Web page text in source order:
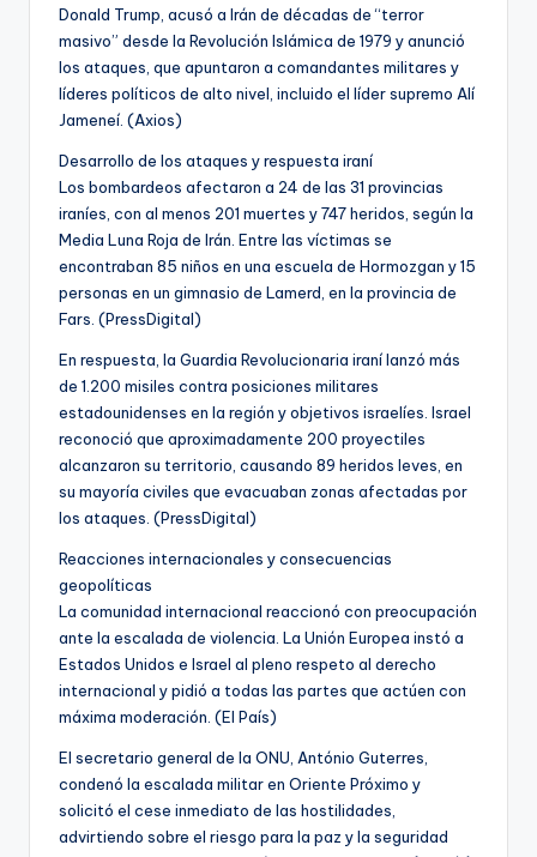
Donald Trump, acusó a Irán de décadas de “terror
masivo” desde la Revolución Islámica de 1979 y anunció
los ataques, que apuntaron a comandantes militares y
líderes políticos de alto nivel, incluido el líder supremo Alí
Jameneí. (Axios)
Desarrollo de los ataques y respuesta iraní
Los bombardeos afectaron a 24 de las 31 provincias
iraníes, con al menos 201 muertes y 747 heridos, según la
Media Luna Roja de Irán. Entre las víctimas se
encontraban 85 niños en una escuela de Hormozgan y 15
personas en un gimnasio de Lamerd, en la provincia de
Fars. (PressDigital)
En respuesta, la Guardia Revolucionaria iraní lanzó más
de 1.200 misiles contra posiciones militares
estadounidenses en la región y objetivos israelíes. Israel
reconoció que aproximadamente 200 proyectiles
alcanzaron su territorio, causando 89 heridos leves, en
su mayoría civiles que evacuaban zonas afectadas por
los ataques. (PressDigital)
Reacciones internacionales y consecuencias
geopolíticas
La comunidad internacional reaccionó con preocupación
ante la escalada de violencia. La Unión Europea instó a
Estados Unidos e Israel al pleno respeto al derecho
internacional y pidió a todas las partes que actúen con
máxima moderación. (El País)
El secretario general de la ONU, António Guterres,
condenó la escalada militar en Oriente Próximo y
solicitó el cese inmediato de las hostilidades,
advirtiendo sobre el riesgo para la paz y la seguridad